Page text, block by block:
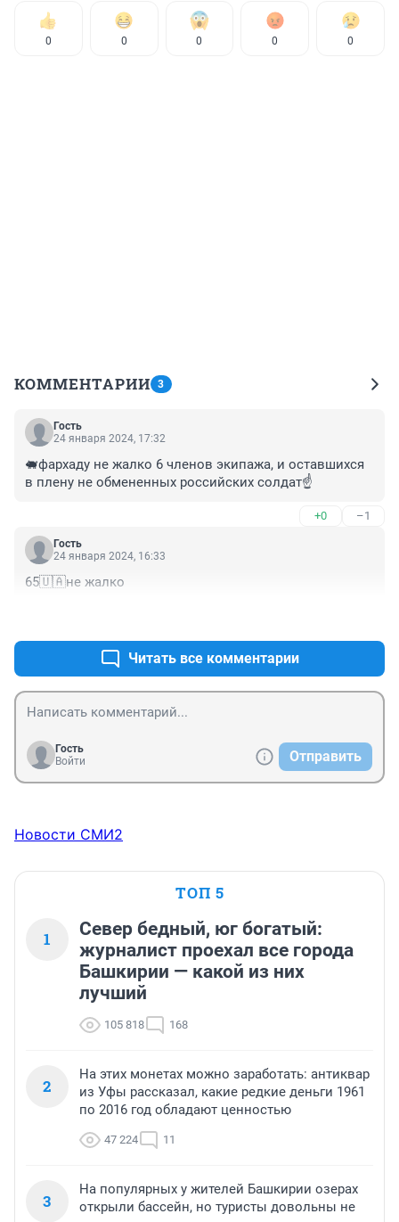
0 0 0 0 0
КОММЕНТАРИИ 3
Гость
24 января 2024, 17:32
🐖фархаду не жалко 6 членов экипажа, и оставшихся
в плену не обмененных российских солдат☝️
+0 –1
Гость
24 января 2024, 16:33
65🇺🇦не жалко
Читать все комментарии
Гость
Войти
Отправить
Новости СМИ2
ТОП 5
1
Север бедный, юг богатый:
журналист проехал все города
Башкирии — какой из них
лучший
105 818 168
2
На этих монетах можно заработать: антиквар
из Уфы рассказал, какие редкие деньги 1961
по 2016 год обладают ценностью
47 224 11
3
На популярных у жителей Башкирии озерах
открыли бассейн, но туристы довольны не